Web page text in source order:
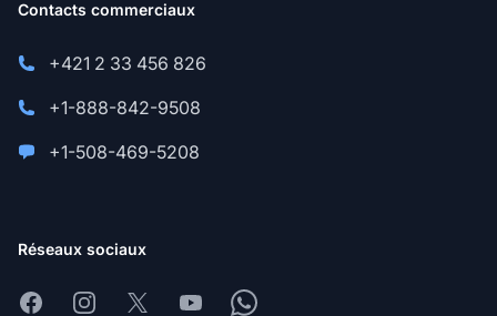
Contacts commerciaux
+421 2 33 456 826
+1-888-842-9508
+1-508-469-5208
Réseaux sociaux
FacebookInstagram
X YoutubeWhatsapp